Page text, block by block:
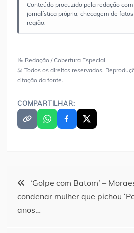
Conteúdo produzido pela redação
jornalística própria, checagem de
região.
📝 Redação / Cobertura Especial
⚖️ Todos os direitos reservados.
citação da fonte.
COMPARTILHAR:
Navegação
de
‘Golpe com Batom’ –
condenar mulher que pichou
anos…